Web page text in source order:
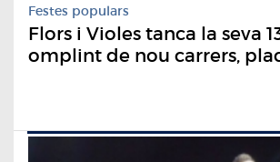
Festes populars
Flors i Violes tanca la seva
omplint de nou carrers,